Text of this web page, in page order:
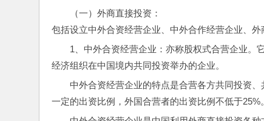
（一）外商直接投资：
包括设立中外合资经营企业、中外合作经营企业、外
1、中外合资经营企业：亦称股权式合营企业。
经济组织在中国境内共同投资举办的企业。
中外合资经营企业的特点是合营各方共同投资
一定的出资比例，外国合营者的出资比例不低于25%。